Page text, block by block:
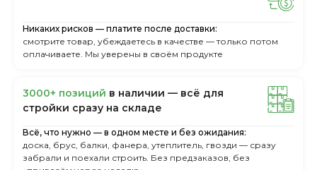
Никаких рисков — платите после доставки:
смотрите товар, убеждаетесь в качестве — только потом
оплачиваете. Мы уверены в своём продукте
3000+ пoзиций в нaличии — вcё для
cтpoйки cpaзу нa cклaдe
Всё, что нужно — в одном месте и без ожидания:
доска, брус, балки, фанера, утеплитель, гвозди — сразу
забрали и поехали строить. Без предзаказов, без